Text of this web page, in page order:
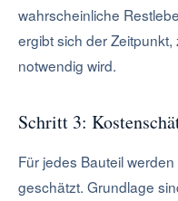
wahrscheinliche
ergibt sich der
notwendig wird.
Schritt 3:
Für jedes Bauteil
geschätzt. Grundlage